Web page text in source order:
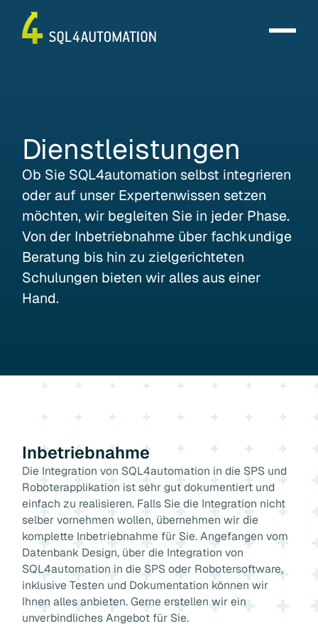
Dienstleistungen
Ob Sie SQL4automation selbst integrieren
oder auf unser Expertenwissen setzen
möchten, wir begleiten Sie in jeder Phase.
Von der Inbetriebnahme über fachkundige
Beratung bis hin zu zielgerichteten
Schulungen bieten wir alles aus einer
Hand.
Inbetriebnahme
Die Integration von SQL4automation in die SPS und
Roboterapplikation ist sehr gut dokumentiert und
einfach zu realisieren. Falls Sie die Integration nicht
selber vornehmen wollen, übernehmen wir die
komplette Inbetriebnahme für Sie. Angefangen vom
Datenbank Design, über die Integration von
SQL4automation in die SPS oder Robotersoftware,
inklusive Testen und Dokumentation können wir
Ihnen alles anbieten. Gerne erstellen wir ein
unverbindliches Angebot für Sie.